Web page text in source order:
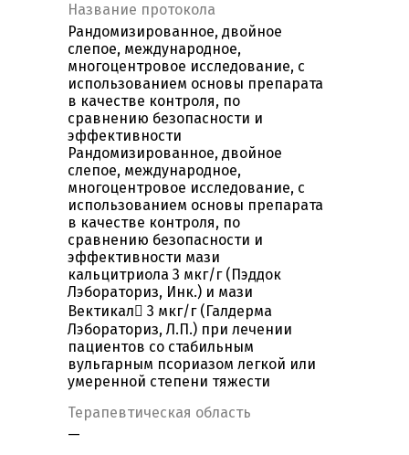
Название протокола
Рандомизированное, двойное
слепое, международное,
многоцентровое исследование, с
использованием основы препарата
в качестве контроля, по
сравнению безопасности и
эффективности
Рандомизированное, двойное
слепое, международное,
многоцентровое исследование, с
использованием основы препарата
в качестве контроля, по
сравнению безопасности и
эффективности мази
кальцитриола 3 мкг/г (Пэддок
Лэбораториз, Инк.) и мази
Вектикал 3 мкг/г (Галдерма
Лэбораториз, Л.П.) при лечении
пациентов со стабильным
вульгарным псориазом легкой или
умеренной степени тяжести
Терапевтическая область
—